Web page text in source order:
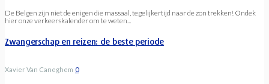
De Belgen zijn niet de enigen die massaal, tegelijkertijd naar de zon trekken! Ondek
hier onze verkeerskalender om te weten...
Zwangerschap en reizen: de beste periode
Xavier Van Caneghem 0